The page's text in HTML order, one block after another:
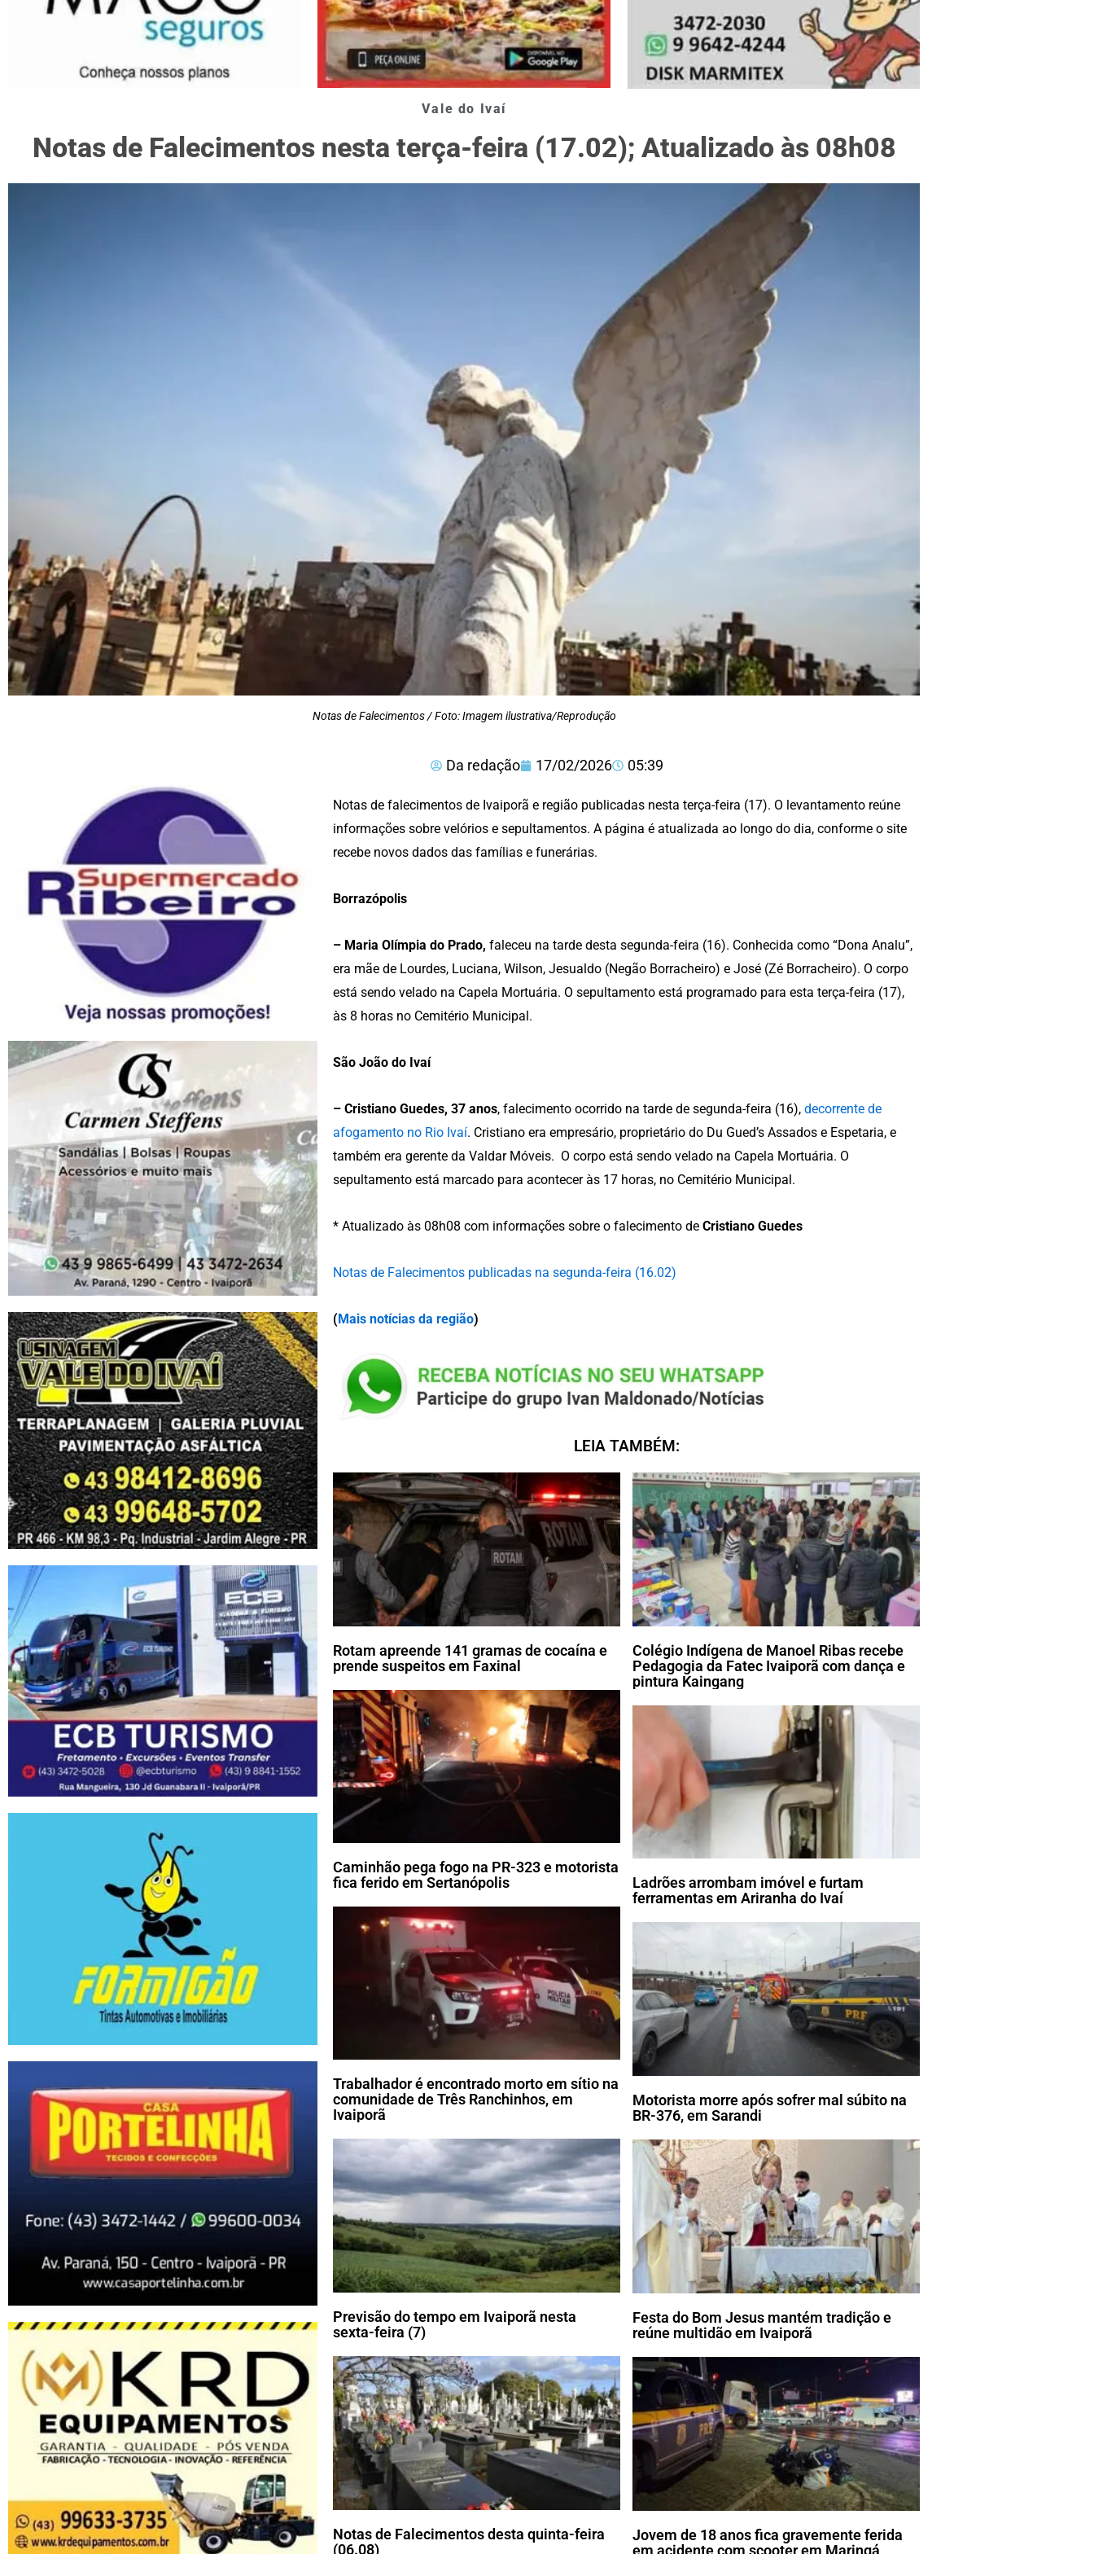
Vale do Ivaí
Notas de Falecimentos nesta terça-feira (17.02); Atualizado às 08h08
Notas de Falecimentos / Foto: Imagem ilustrativa/Reprodução
Da redação 17/02/2026 05:39
Notas de falecimentos de Ivaiporã e região publicadas nesta terça-feira (17). O levantamento reúne
informações sobre velórios e sepultamentos. A página é atualizada ao longo do dia, conforme o site
recebe novos dados das famílias e funerárias.
Borrazópolis
– Maria Olímpia do Prado, faleceu na tarde desta segunda-feira (16). Conhecida como “Dona Analu”,
era mãe de Lourdes, Luciana, Wilson, Jesualdo (Negão Borracheiro) e José (Zé Borracheiro). O corpo
está sendo velado na Capela Mortuária. O sepultamento está programado para esta terça-feira (17),
às 8 horas no Cemitério Municipal.
São João do Ivaí
– Cristiano Guedes, 37 anos, falecimento ocorrido na tarde de segunda-feira (16), decorrente de
afogamento no Rio Ivaí. Cristiano era empresário, proprietário do Du Gued’s Assados e Espetaria, e
também era gerente da Valdar Móveis. O corpo está sendo velado na Capela Mortuária. O
sepultamento está marcado para acontecer às 17 horas, no Cemitério Municipal.
* Atualizado às 08h08 com informações sobre o falecimento de Cristiano Guedes
Notas de Falecimentos publicadas na segunda-feira (16.02)
(Mais notícias da região)
LEIA TAMBÉM:
Rotam apreende 141 gramas de cocaína e
prende suspeitos em Faxinal
Colégio Indígena de Manoel Ribas recebe
Pedagogia da Fatec Ivaiporã com dança e
pintura Kaingang
Caminhão pega fogo na PR-323 e motorista
fica ferido em Sertanópolis
Ladrões arrombam imóvel e furtam
ferramentas em Ariranha do Ivaí
Trabalhador é encontrado morto em sítio na
comunidade de Três Ranchinhos, em
Ivaiporã
Motorista morre após sofrer mal súbito na
BR-376, em Sarandi
Previsão do tempo em Ivaiporã nesta
sexta-feira (7)
Festa do Bom Jesus mantém tradição e
reúne multidão em Ivaiporã
Notas de Falecimentos desta quinta-feira
(06.08)
Jovem de 18 anos fica gravemente ferida
em acidente com scooter em Maringá